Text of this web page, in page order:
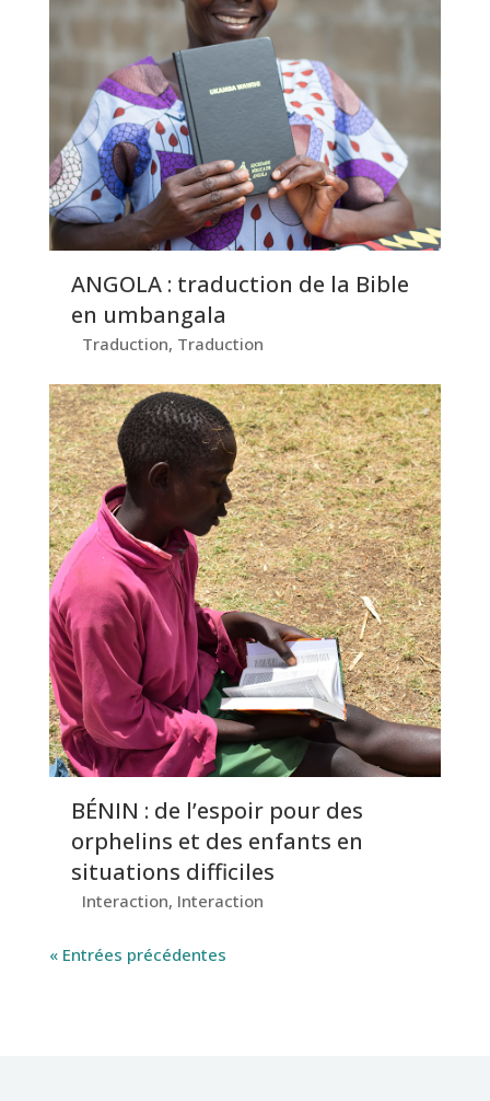
ANGOLA : traduction de la Bible
en umbangala
Traduction, Traduction
BÉNIN : de l’espoir pour des
orphelins et des enfants en
situations difficiles
Interaction, Interaction
« Entrées précédentes